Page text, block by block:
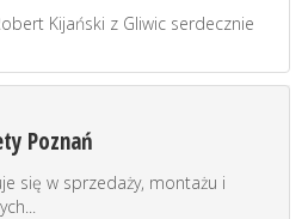
Kijański z Gliwic serdecznie
Poznań
się w sprzedaży, montażu i